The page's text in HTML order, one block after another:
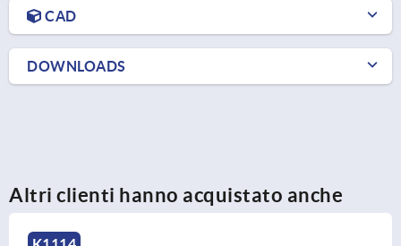
CAD
DOWNLOADS
Altri clienti hanno acquistato anche